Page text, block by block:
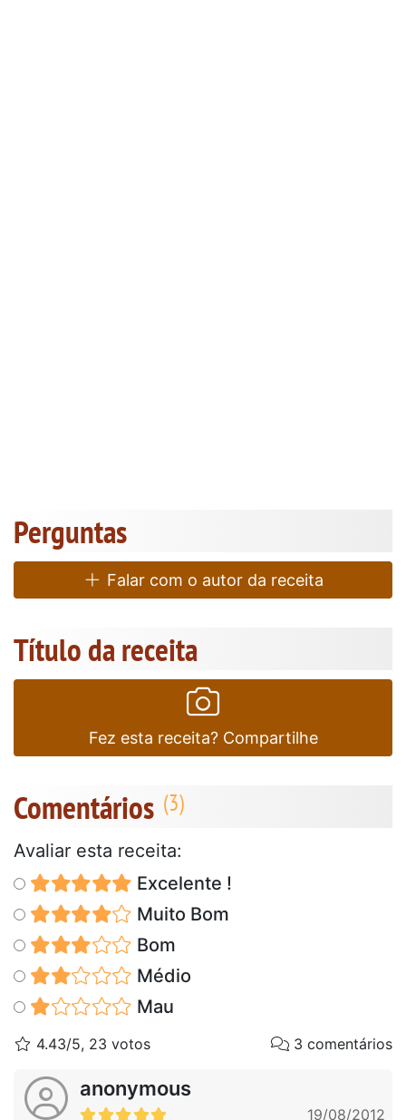
Perguntas
Falar com o autor da receita
Título da receita
Fez esta receita? Compartilhe
Comentários
Avaliar esta receita:
Excelente !
Muito Bom
Bom
Médio
Mau
4.43/5, 23 votos 3 comentários
anonymous
19/08/2012